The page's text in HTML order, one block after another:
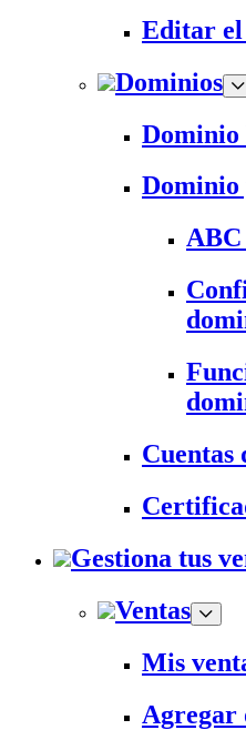
Editar el
Dominios
Dominio
Dominio
Cuentas
Gestiona tus
Ventas
Mis
Agregar